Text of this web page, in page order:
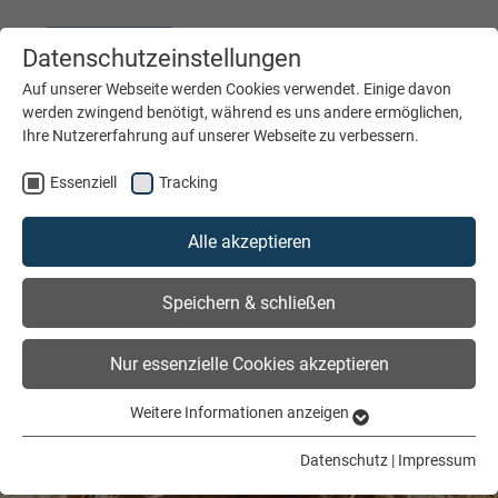
DEUTSCH
Datenschutzeinstellungen
Auf unserer Webseite werden Cookies verwendet. Einige davon
werden zwingend benötigt, während es uns andere ermöglichen,
Ihre Nutzererfahrung auf unserer Webseite zu verbessern.
Essenziell Tracking
Alle akzeptieren
Speichern & schließen
Nur essenzielle Cookies akzeptieren
Essenzielle Cookies werden für grundlegende Funktionen der
Weitere Informationen anzeigen
Datenschutz | Impressum